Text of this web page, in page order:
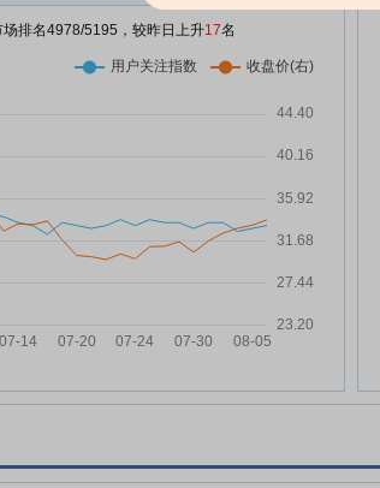
入144.89万
还138.28万
入155.94万
贝隆精密:关于
职工代表董事
08-05
贝隆精密:关于
贝隆精密:独立
承诺(应可慧)
贝隆精密:董事
会关于公司
励计划首次授予
协议的公告
股票激励计划
会决议公告
排名4978/5195，较昨日上升17名